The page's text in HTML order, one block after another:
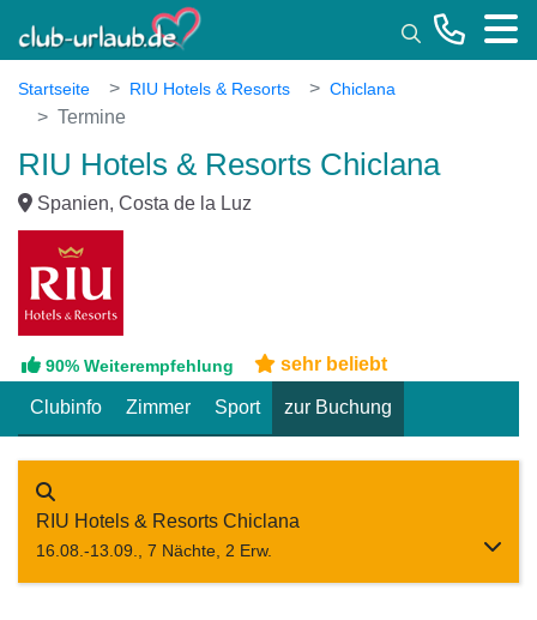
Startseite RIU Hotels & Resorts Chiclana
Termine
RIU Hotels & Resorts Chiclana
Spanien, Costa de la Luz
90% Weiterempfehlung sehr beliebt
Clubinfo Zimmer Sport zur Buchung
RIU Hotels & Resorts Chiclana
16.08.-13.09., 7 Nächte, 2 Erw.